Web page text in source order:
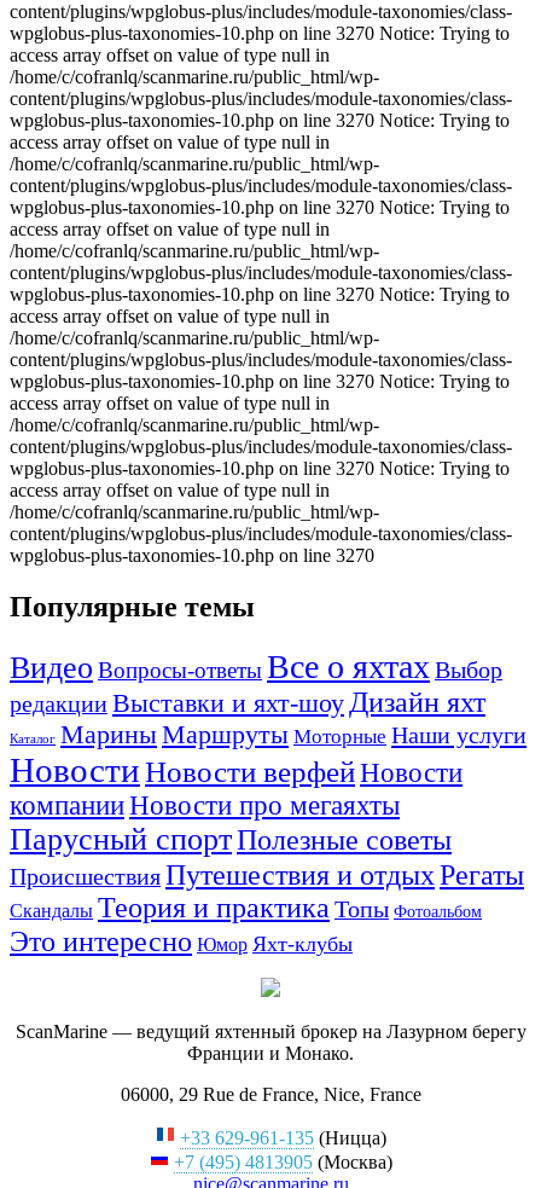
Популярные темы
Видео Вопросы-ответыВсе о яхтах Выбор
редакцииВыставки и яхт-шоу Дизайн яхт
Каталог МариныМаршруты Моторные Наши услуги
НовостиНовости верфейНовости
компанииНовости про мегаяхты
Парусный спортПолезные советы
ПроисшествияПутешествия и отдыхРегаты
Скандалы Теория и практика Топы Фотоальбом
Это интересно Юмор Яхт-клубы
ScanMarine — ведущий яхтенный брокер на Лазурном берегу
Франции и Монако.
06000, 29 Rue de France, Nice, France
+33 629-961-135(Ницца)
+7 (495) 4813905(Москва)
nice@scanmarine.ru